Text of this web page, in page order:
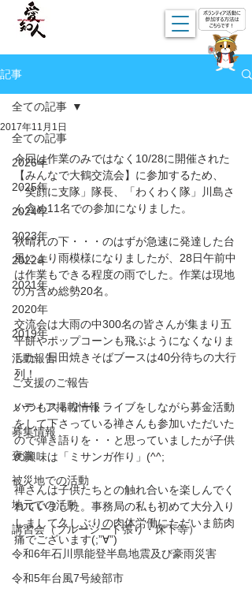
記事
全ての記事
2026年
2025年
2024年
2023年
2022年
2021年
2020年
2019年
活動報告
ご支援のご報告
メディア掲載情報
募集情報
褒賞
被災地での活動
地元での活動
講習会（ブルーシート張り・床下等）
令和6年石川県能登半島地震及び豪雨災害
令和5年台風7号綾部市
全ての記事
2017年11月1日
今回は作業のみではなく10/28に開催された
【みんなで大鶴交流会】に参加するため、
「笑顔に支隊」隊長、「わくわく隊」川島さ
ん含め11名での参加になりました。
秋晴れの下・・・のはずが急速に発達した台
風により雨模様になりましたが、28日午前中
は作業もできる程度の雨でした。作業は現地
の方含め総勢20名。
交流会は大雨の中300名の皆さんが集まり五
平餅やポップコーンも飛ぶようになくなりま
した。日田焼きそばブースは40分待ちの大行
列！
いつもストリートライブをしながら募金活動
をして下さっている禅さんも参加いただいた
ので弾き語りを・・と思っていましたが子供
の興味は「ミサンガ作り」(^^;
禅さんは子供たちとの触れ合いを楽しんでく
れていました。事務局の私も初めて大分入り
しまして久しぶりの肉体労働にただいま筋肉
痛でございます(;”∀”)